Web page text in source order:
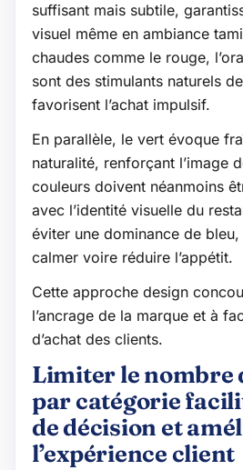
suffisant mais subtile,
visuel même en ambiance
chaudes comme le rouge,
sont des stimulants naturels
favorisent l’achat impulsif.
En parallèle, le vert évoque
naturalité, renforçant l’image
couleurs doivent néanmoins
avec l’identité visuelle du
éviter une dominance de
calmer voire réduire l’appétit.
Cette approche design
l’ancrage de la marque et à
d’achat des clients.
Limiter le nombre
par catégorie
de décision et
l’expérience client